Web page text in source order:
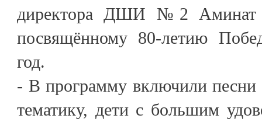
директора ДШИ №2 Аминат
посвящённому 80-летию
год.
- В программу включили
тематику, дети с большим